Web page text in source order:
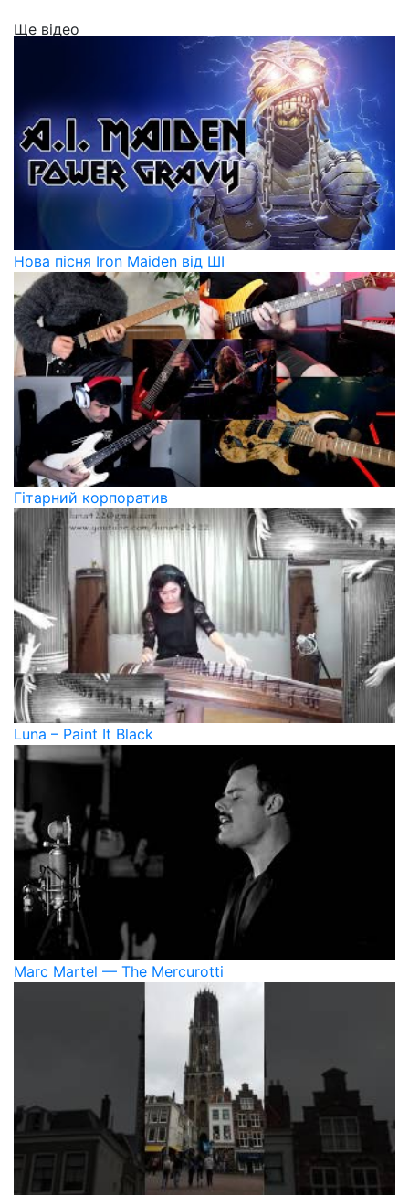
Ще відео
Нова пісня Iron Maiden від ШІ
Гітарний корпоратив
Luna – Paint It Black
Marc Martel — The Mercurotti